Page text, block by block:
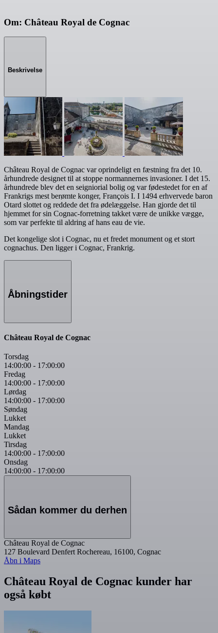
Om: Château Royal de Cognac
Beskrivelse
Château Royal de Cognac var oprindeligt en fæstning fra det 10.
århundrede designet til at stoppe normannernes invasioner. I det 15.
århundrede blev det en seigniorial bolig og var fødestedet for en af
Frankrigs mest berømte konger, François I. I 1494 erhvervede baron
Otard slottet og reddede det fra ødelæggelse. Han gjorde det til
hjemmet for sin Cognac-forretning takket være de unikke vægge,
som var perfekte til aldring af hans eau de vie.
Det kongelige slot i Cognac, nu et fredet monument og et stort
cognachus. Den ligger i Cognac, Frankrig.
Åbningstider
Château Royal de Cognac
Torsdag
14:00:00 - 17:00:00
Fredag
14:00:00 - 17:00:00
Lørdag
14:00:00 - 17:00:00
Søndag
Lukket
Mandag
Lukket
Tirsdag
14:00:00 - 17:00:00
Onsdag
14:00:00 - 17:00:00
Sådan kommer du derhen
Château Royal de Cognac
127 Boulevard Denfert Rochereau, 16100, Cognac
Åbn i Maps
Château Royal de Cognac kunder har
også købt